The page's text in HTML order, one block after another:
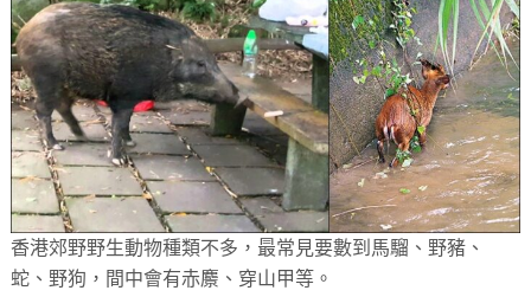
香港郊野野生動物種類不多，最常見要數到馬騮、野豬、
蛇、野狗，間中會有赤麖、穿山甲等。